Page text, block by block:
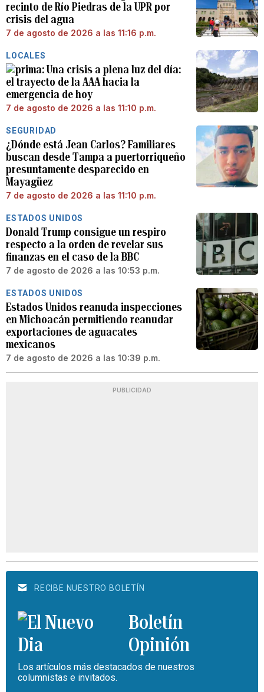
recinto de Río Piedras de la UPR por
crisis del agua
7 de agosto de 2026 a las 11:16 p.m.
LOCALES
Una crisis a plena luz del día:
el trayecto de la AAA hacia la
emergencia de hoy
7 de agosto de 2026 a las 11:10 p.m.
SEGURIDAD
¿Dónde está Jean Carlos? Familiares
buscan desde Tampa a puertorriqueño
presuntamente desparecido en
Mayagüez
7 de agosto de 2026 a las 11:10 p.m.
ESTADOS UNIDOS
Donald Trump consigue un respiro
respecto a la orden de revelar sus
finanzas en el caso de la BBC
7 de agosto de 2026 a las 10:53 p.m.
ESTADOS UNIDOS
Estados Unidos reanuda inspecciones
en Michoacán permitiendo reanudar
exportaciones de aguacates
mexicanos
7 de agosto de 2026 a las 10:39 p.m.
PUBLICIDAD
RECIBE NUESTRO BOLETÍN
Boletín
Opinión
Los artículos más destacados de nuestros
columnistas e invitados.